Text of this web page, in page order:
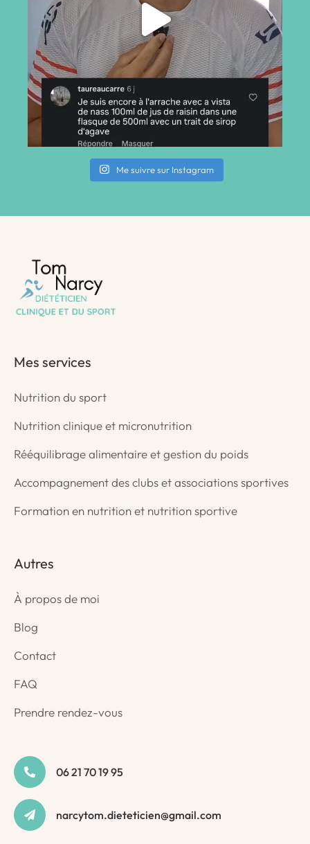
Me suivre sur Instagram
Mes services
Nutrition du sport
Nutrition clinique et micronutrition
Rééquilibrage alimentaire et gestion du poids
Accompagnement des clubs et associations sportives
Formation en nutrition et nutrition sportive
Autres
À propos de moi
Blog
Contact
FAQ
Prendre rendez-vous
06 21 70 19 95
narcytom.dieteticien@gmail.com